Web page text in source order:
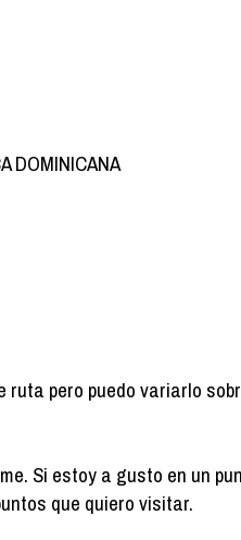
DOMINICANA
pero puedo variarlo
Si estoy a gusto en un
que quiero visitar.